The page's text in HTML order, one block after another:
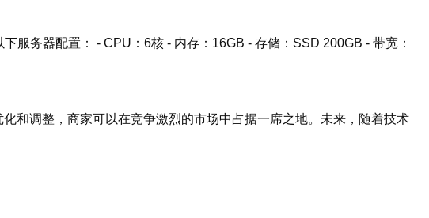
服务器配置： - CPU：6核 - 内存：16GB - 存储：SSD 200GB - 带宽：
和调整，商家可以在竞争激烈的市场中占据一席之地。未来，随着技术